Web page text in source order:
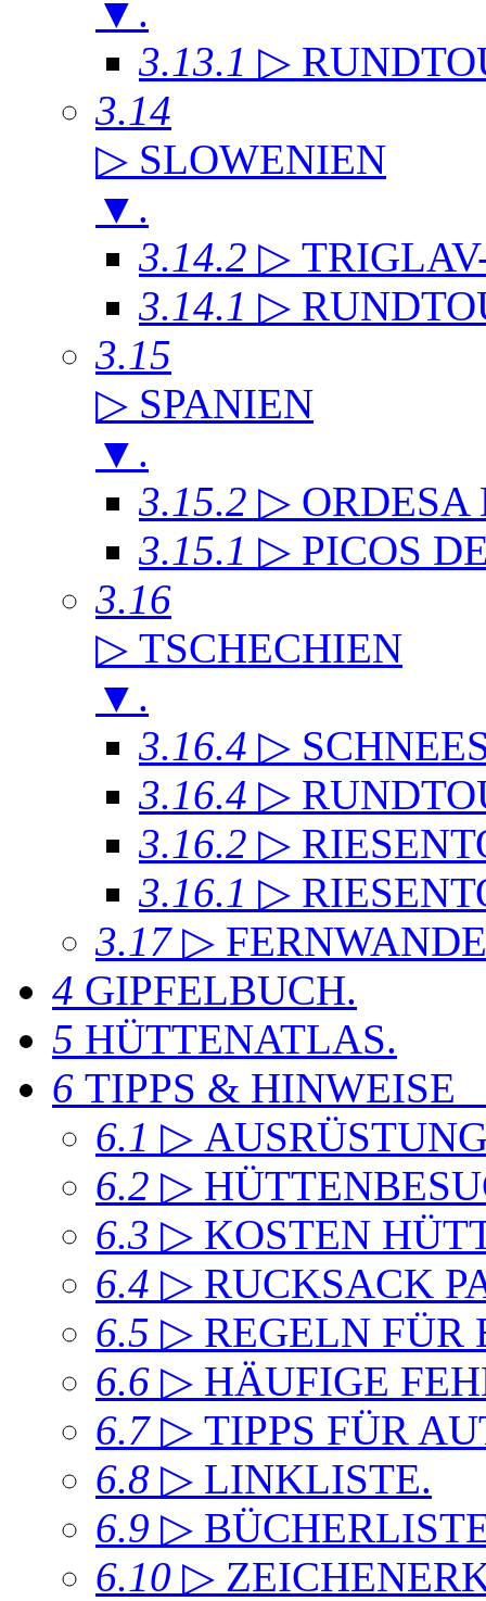
▼ .
3.13.1 ▷
3.14
▷ SLOWENIEN
▼ .
3.14.2 ▷
3.14.1 ▷
3.15
▷ SPANIEN
▼ .
3.15.2 ▷ ORDESA
3.15.1 ▷ PICOS
3.16
▷ TSCHECHIEN
▼ .
3.16.4 ▷
3.16.4 ▷
3.16.2 ▷
3.16.1 ▷
3.17 ▷
4 GIPFELBUCH.
5 HÜTTENATLAS.
6 TIPPS &
6.1 ▷
6.2 ▷
6.3 ▷ KOSTEN
6.4 ▷ RUCKSACK
6.5 ▷ REGELN FÜR
6.6 ▷ HÄUFIGE
6.7 ▷ TIPPS FÜR
6.8 ▷ LINKLISTE.
6.9 ▷
6.10 ▷